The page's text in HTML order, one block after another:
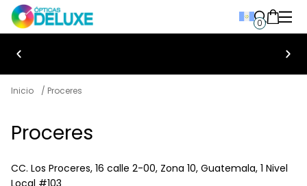
0
Bienvenido a Ópticas Deluxe
Inicio / Proceres
Proceres
CC. Los Proceres, 16 calle 2-00, Zona 10, Guatemala, 1 Nivel
Local #103